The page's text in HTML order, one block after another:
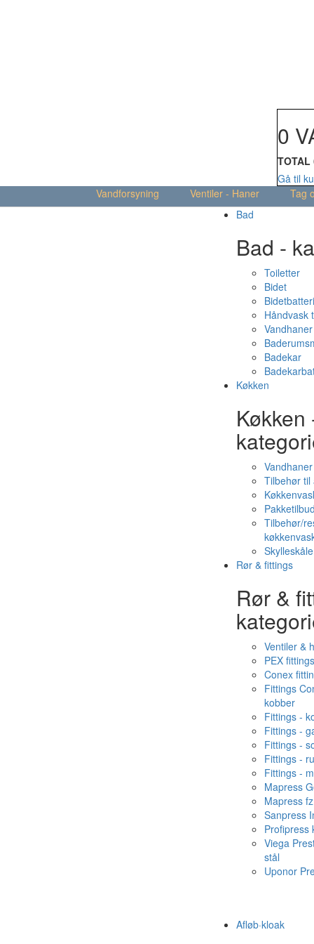
0
TOTAL
Gå til
Vandforsyning
Ventiler - Haner Tag
Bad
Bad -
Toiletter
Bidet
Håndvask
Badekar
Køkken
Køkken
Vandhaner
Tilbehør
Tilbehør/
Rør & fittings
Rør &
Ventiler &
PEX fittings
Conex
Fittings
kobber
Fittings -
Fittings -
Fittings -
Fittings -
Fittings -
Mapress
Mapress fz
Sanpress
Profipress
Viega
stål
Uponor
Afløb·kloak